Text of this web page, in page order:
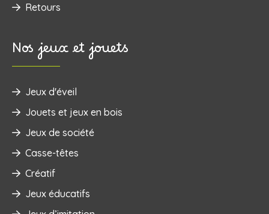
Retours
Nos jeux et jouets
Jeux d'éveil
‌Jouets et jeux en bois
Jeux de société
Casse-têtes
Créatif
Jeux éducatifs